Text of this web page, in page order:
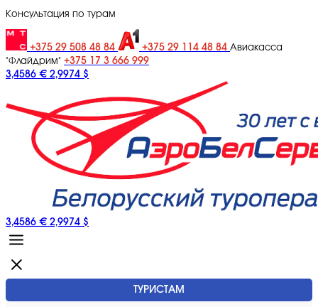
Консультация по турам
+375 29 508 48 84 +375 29 114 48 84 Авиакасса
"Флайдрим" +375 17 3 666 999
3,4586 € 2,9974 $
3,4586 € 2,9974 $
ТУРИСТАМ